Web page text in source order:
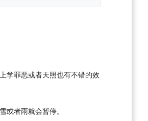
学罪恶或者天照也有不错的效
或者雨就会暂停。